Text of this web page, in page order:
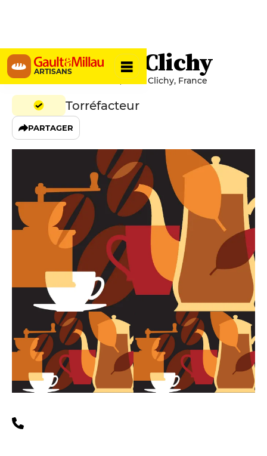
ARTISANS
Brûlerie de Clichy
26 Allées Léon Gambetta, 92110 Clichy, France
Torréfacteur
PARTAGER